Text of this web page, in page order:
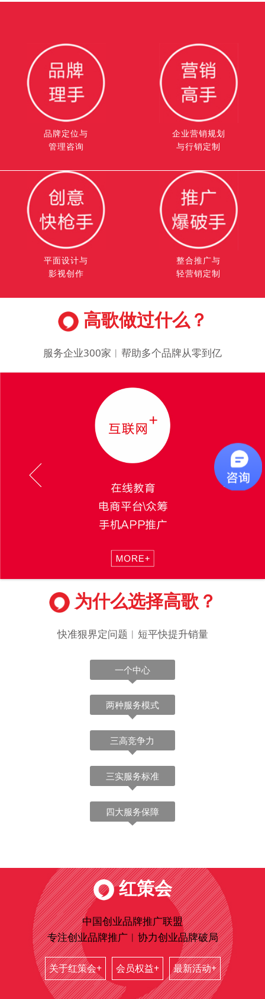
品牌定位与
管理咨询
企业营销规划
与行销定制
平面设计与
影视创作
整合推广与
轻营销定制
高歌做过什么？
服务企业300家︱帮助多个品牌从零到亿
为什么选择高歌？
快准狠界定问题︱短平快提升销量
一个中心
两种服务模式
三高竞争力
三实服务标准
四大服务保障
红策会
中国创业品牌推广联盟
专注创业品牌推广︱协力创业品牌破局
关于红策会+ 会员权益+ 最新活动+